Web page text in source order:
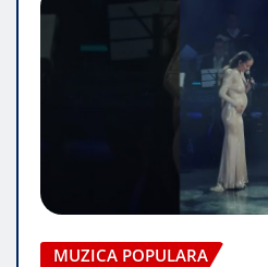
MUZICA POPULARA